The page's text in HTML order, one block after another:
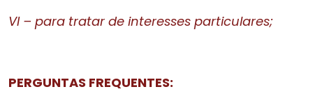
VI – para tratar de interesses particulares;
PERGUNTAS FREQUENTES: